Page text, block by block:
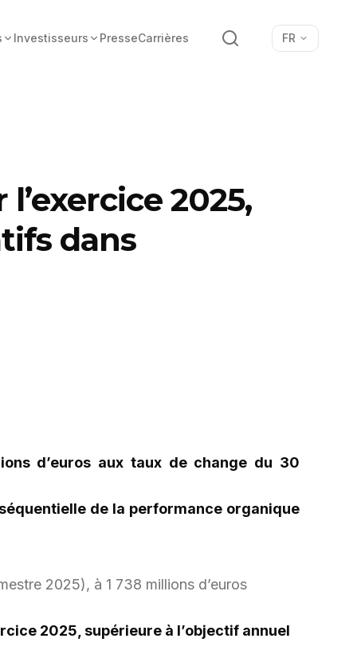
Investisseurs PresseCarrières Recherche
FR
2025,
dans
d’euros aux taux de change du 30
de la performance organique
2025), à 1 738 millions d’euros
2025, supérieure à l’objectif annuel